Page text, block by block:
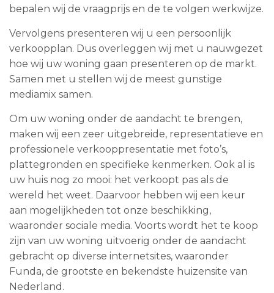
bepalen wij de vraagprijs en de te volgen werkwijze.
Vervolgens presenteren wij u een persoonlijk
verkoopplan. Dus overleggen wij met u nauwgezet
hoe wij uw woning gaan presenteren op de markt.
Samen met u stellen wij de meest gunstige
mediamix samen.
Om uw woning onder de aandacht te brengen,
maken wij een zeer uitgebreide, representatieve en
professionele verkooppresentatie met foto’s,
plattegronden en specifieke kenmerken. Ook al is
uw huis nog zo mooi: het verkoopt pas als de
wereld het weet. Daarvoor hebben wij een keur
aan mogelijkheden tot onze beschikking,
waaronder sociale media. Voorts wordt het te koop
zijn van uw woning uitvoerig onder de aandacht
gebracht op diverse internetsites, waaronder
Funda, de grootste en bekendste huizensite van
Nederland.